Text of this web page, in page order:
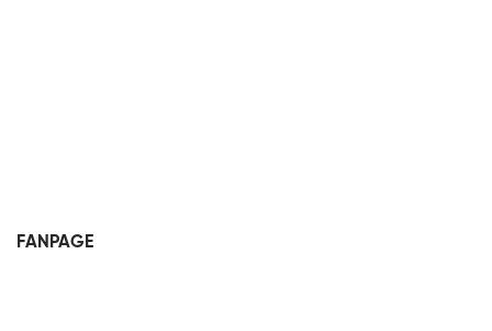
FANPAGE